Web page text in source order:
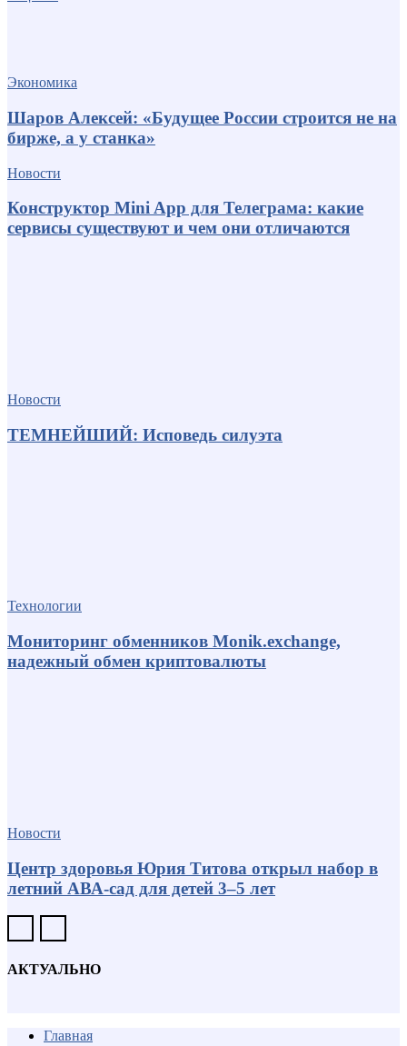
Экономика
Шаров Алексей: «Будущее России строится не на
бирже, а у станка»
Новости
Конструктор Mini App для Телеграма: какие
сервисы существуют и чем они отличаются
Новости
ТЕМНЕЙШИЙ: Исповедь силуэта
Технологии
Мониторинг обменников Monik.exchange,
надежный обмен криптовалюты
Новости
Центр здоровья Юрия Титова открыл набор в
летний АВА-сад для детей 3–5 лет
АКТУАЛЬНО
Главная